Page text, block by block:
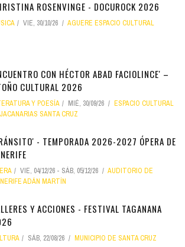
ROSENVINGE - DOCUROCK 2026
VIE, 30/10/26 AGUERE ESPACIO CULTURAL
CON HÉCTOR ABAD FACIOLINCE' –
CULTURAL 2026
Y POESÍA MIÉ, 30/09/26
ESPACIO CULTURAL
SANTA CRUZ
- TEMPORADA 2026-2027 ÓPERA DE
VIE, 04/12/26 - SÁB, 05/12/26
AUDITORIO DE
ADÁN MARTÍN
Y ACCIONES - FESTIVAL TAGANANA
SÁB, 22/08/26 MUNICIPIO DE SANTA CRUZ